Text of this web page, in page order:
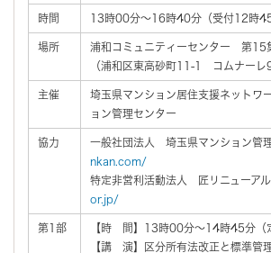
時間 13時00分～16時40分（受付12時45
場所
浦和コミュニティーセンター 第15
（浦和区東高砂町11-1 コムナーレ9
主催
埼玉県マンション居住支援ネットワ
ョン管理センター
協力 一般社団法人 埼玉県マンシ
nkan.com/
特定非営利活動法人 匠リニューア
or.jp/
第1部
【時 間】13時00分～14時45分（
【講 演】区分所有法改正と標準管